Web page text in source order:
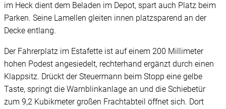
im Heck dient dem Beladen im Depot, spart auch Platz beim
Parken. Seine Lamellen gleiten innen platzsparend an der
Decke entlang.
Der Fahrerplatz im Estafette ist auf einem 200 Millimeter
hohen Podest angesiedelt, rechterhand ergänzt durch einen
Klappsitz. Drückt der Steuermann beim Stopp eine gelbe
Taste, springt die Warnblinkanlage an und die Schiebetür
zum 9,2 Kubikmeter großen Frachtabteil öffnet sich. Dort